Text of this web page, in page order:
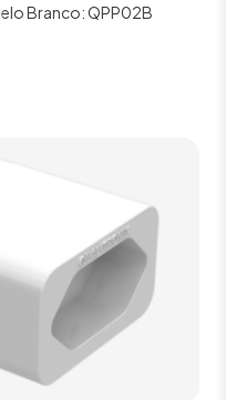
Branco: QPP02B